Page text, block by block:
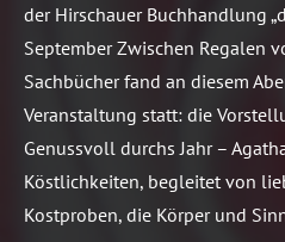
der Hirschauer Buchhandlung
September Zwischen Regalen
Sachbücher fand an diesem
Veranstaltung statt: die
Genussvoll durchs Jahr –
Köstlichkeiten, begleitet von
Kostproben, die Körper und